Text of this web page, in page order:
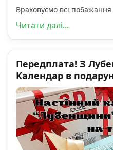
Враховуємо всі
Читати далі...
Передплата! З
Календар в